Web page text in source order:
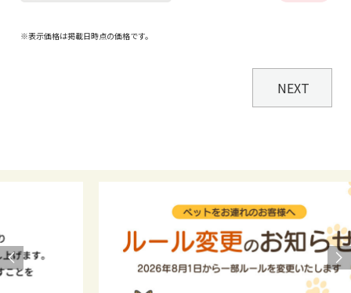
※表示価格は掲載日時点の価格です。